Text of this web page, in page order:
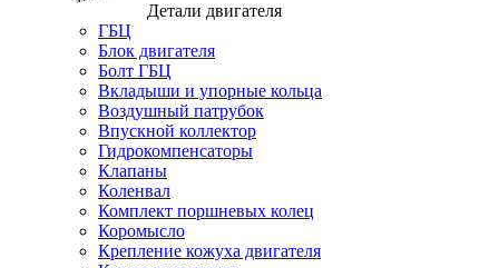
Детали двигателя
ГБЦ
Блок двигателя
Болт ГБЦ
Вкладыши и упорные кольца
Воздушный патрубок
Впускной коллектор
Гидрокомпенсаторы
Клапаны
Коленвал
Комплект поршневых колец
Коромысло
Крепление кожуха двигателя